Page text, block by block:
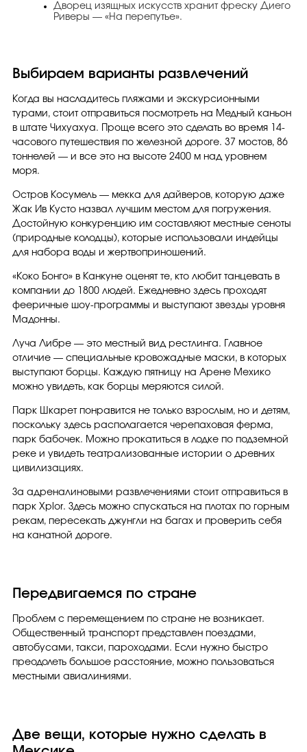
Дворец изящных искусств хранит фреску Диего
Риверы — «На перепутье».
Выбираем варианты развлечений
Когда вы насладитесь пляжами и экскурсионными
турами, стоит отправиться посмотреть на Медный каньон
в штате Чихуахуа. Проще всего это сделать во время 14-
часового путешествия по железной дороге. 37 мостов, 86
тоннелей — и все это на высоте 2400 м над уровнем
моря.
Остров Косумель — мекка для дайверов, которую даже
Жак Ив Кусто назвал лучшим местом для погружения.
Достойную конкуренцию им составляют местные сеноты
(природные колодцы), которые использовали индейцы
для набора воды и жертвоприношений.
«Коко Бонго» в Канкуне оценят те, кто любит танцевать в
компании до 1800 людей. Ежедневно здесь проходят
фееричные шоу-программы и выступают звезды уровня
Мадонны.
Луча Либре — это местный вид рестлинга. Главное
отличие — специальные кровожадные маски, в которых
выступают борцы. Каждую пятницу на Арене Мехико
можно увидеть, как борцы меряются силой.
Парк Шкарет понравится не только взрослым, но и детям,
поскольку здесь располагается черепаховая ферма,
парк бабочек. Можно прокатиться в лодке по подземной
реке и увидеть театрализованные истории о древних
цивилизациях.
За адреналиновыми развлечениями стоит отправиться в
парк Xplor. Здесь можно спускаться на плотах по горным
рекам, пересекать джунгли на багах и проверить себя
на канатной дороге.
Передвигаемся по стране
Проблем с перемещением по стране не возникает.
Общественный транспорт представлен поездами,
автобусами, такси, пароходами. Если нужно быстро
преодолеть большое расстояние, можно пользоваться
местными авиалиниями.
Две вещи, которые нужно сделать в